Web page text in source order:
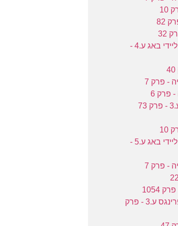
17:02 - המופלאה: הרפתקאות ליידי באג ע.4 -
19:38 - המופלאה: הרפתקאות ליידי באג ע.5 -
21:00 - הסודות של סאלפר ספרינגס ע.3 - פרק